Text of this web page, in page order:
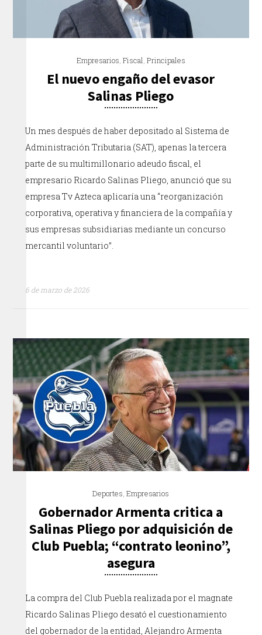
Empresarios, Fiscal, Principales
El nuevo engaño del evasor
Salinas Pliego
Un mes después de haber depositado al Sistema de
Administración Tributaria (SAT), apenas la tercera
parte de su multimillonario adeudo fiscal, el
empresario Ricardo Salinas Pliego, anunció que su
empresa Tv Azteca aplicaría una “reorganización
corporativa, operativa y financiera de la compañía y
sus empresas subsidiarias mediante un concurso
mercantil voluntario”.
6 de marzo de 2026
Deportes ,Empresarios
Gobernador Armenta critica a
Salinas Pliego por adquisición de
Club Puebla; “contrato leonino”,
asegura
La compra del Club Puebla realizada por el magnate
Ricardo Salinas Pliego desató el cuestionamiento
del gobernador de la entidad, Alejandro Armenta